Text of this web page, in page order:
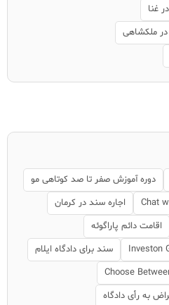
غنا
ملکشاهی
دوره آموزش صفر تا صد کوتاهی مو
Chat
اجاره سند در کرمان
اقامت دائم پاراگوئه
Investon
سند برای دادگاه ایلام
Choose
به رأی دادگاه